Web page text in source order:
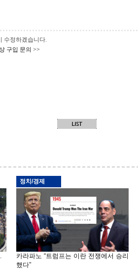
수정하겠습니다.
구입 문의 >>
정치/경제
카라파노 “트럼프는 이란 전쟁에서 승리
했다”